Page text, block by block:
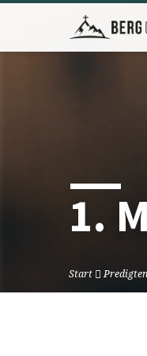
1.
Start Predigten